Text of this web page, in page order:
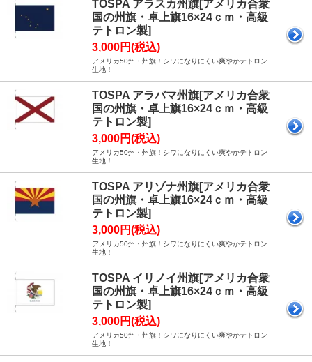
TOSPA アラスカ州旗[アメリカ合衆
国の州旗・卓上旗16×24ｃｍ・高級
テトロン製]
3,000円(税込)
アメリカ50州・州旗！シワになりにくい爽やかテトロン
生地！
TOSPA アラバマ州旗[アメリカ合衆
国の州旗・卓上旗16×24ｃｍ・高級
テトロン製]
3,000円(税込)
アメリカ50州・州旗！シワになりにくい爽やかテトロン
生地！
TOSPA アリゾナ州旗[アメリカ合衆
国の州旗・卓上旗16×24ｃｍ・高級
テトロン製]
3,000円(税込)
アメリカ50州・州旗！シワになりにくい爽やかテトロン
生地！
TOSPA イリノイ州旗[アメリカ合衆
国の州旗・卓上旗16×24ｃｍ・高級
テトロン製]
3,000円(税込)
アメリカ50州・州旗！シワになりにくい爽やかテトロン
生地！